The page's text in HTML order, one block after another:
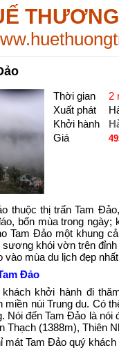
Thời gian
2
Xuất phát
Khởi hành
Giá
thuộc thị trấn Tam
bốn mùa trong
Tam Ðảo một khung
sương khói vờn trên
vào mùa du lịch đẹp
Đảo
khởi hành đi
miền núi Trung du. Có
Nói đến Tam Đảo là
Thạch (1388m), Thiên
mát Tam Đảo quý